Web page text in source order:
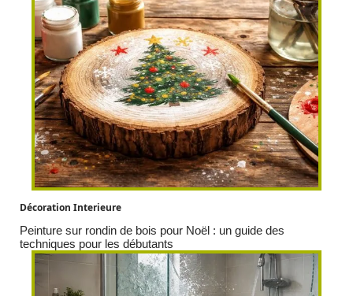
Décoration Interieure
Peinture sur rondin de bois pour Noël : un guide des
techniques pour les débutants